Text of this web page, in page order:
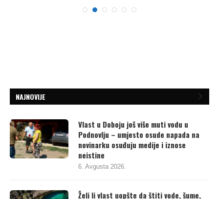
NAJNOVIJE
Vlast u Doboju još više muti vodu u
Podnovlju – umjesto osude napada na
novinarku osuđuju medije i iznose
neistine
6. Avgusta 2026.
Želi li vlast uopšte da štiti vode, šume,